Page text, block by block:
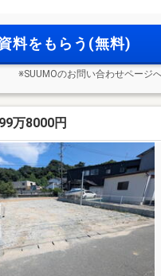
料をもらう(無料)
※SUUMOのお問い合わせページ
万8000円